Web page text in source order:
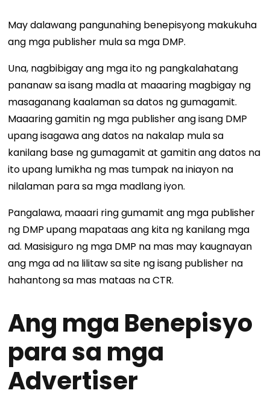
May dalawang pangunahing benepisyong makukuha
ang mga publisher mula sa mga DMP.
Una, nagbibigay ang mga ito ng pangkalahatang
pananaw sa isang madla at maaaring magbigay ng
masaganang kaalaman sa datos ng gumagamit.
Maaaring gamitin ng mga publisher ang isang DMP
upang isagawa ang datos na nakalap mula sa
kanilang base ng gumagamit at gamitin ang datos na
ito upang lumikha ng mas tumpak na iniayon na
nilalaman para sa mga madlang iyon.
Pangalawa, maaari ring gumamit ang mga publisher
ng DMP upang mapataas ang kita ng kanilang mga
ad. Masisiguro ng mga DMP na mas may kaugnayan
ang mga ad na lilitaw sa site ng isang publisher na
hahantong sa mas mataas na CTR.
Ang mga Benepisyo
para sa mga
Advertiser